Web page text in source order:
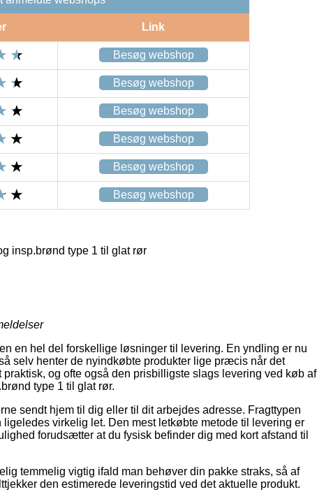
Link
Besøg webshop
Besøg webshop
Besøg webshop
Besøg webshop
Besøg webshop
Besøg webshop
insp.brønd type 1 til glat rør
en hel del forskellige løsninger til levering. En yndling er nu
selv henter de nyindkøbte produkter lige præcis når det
og ofte også den prisbilligste slags levering ved køb af
type 1 til glat rør.
sendt hjem til dig eller til dit arbejdes adresse. Fragttypen
virkelig let. Den mest letkøbte metode til levering er
forudsætter at du fysisk befinder dig med kort afstand til
temmelig vigtig ifald man behøver din pakke straks, så af
den estimerede leveringstid ved det aktuelle produkt.